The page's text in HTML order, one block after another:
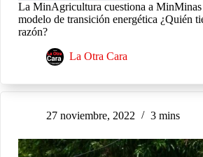
La MinAgricultura cuestiona a MinMinas
modelo de transición energética ¿Quién
razón?
La Otra Cara
27 noviembre, 2022 3 mins